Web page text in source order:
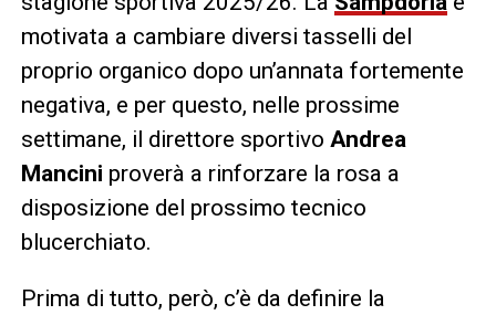
motivata a cambiare diversi tasselli del
proprio organico dopo un’annata fortemente
negativa, e per questo, nelle prossime
settimane, il direttore sportivo Andrea
Mancini proverà a rinforzare la rosa a
disposizione del prossimo tecnico
blucerchiato.
Prima di tutto, però, c’è da definire la